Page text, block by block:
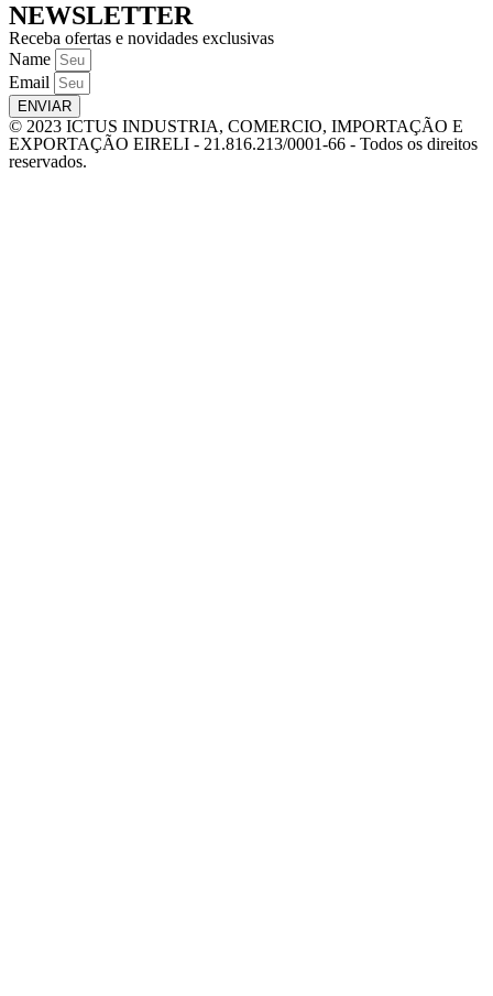
NEWSLETTER
Receba ofertas e novidades exclusivas
Name
Email
ENVIAR
© 2023 ICTUS INDUSTRIA, COMERCIO, IMPORTAÇÃO E
EXPORTAÇÃO EIRELI - 21.816.213/0001-66 - Todos os direitos
reservados.